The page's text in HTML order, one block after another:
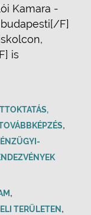
Kamara -
F]
is
,
,
TERÜLETEN ,